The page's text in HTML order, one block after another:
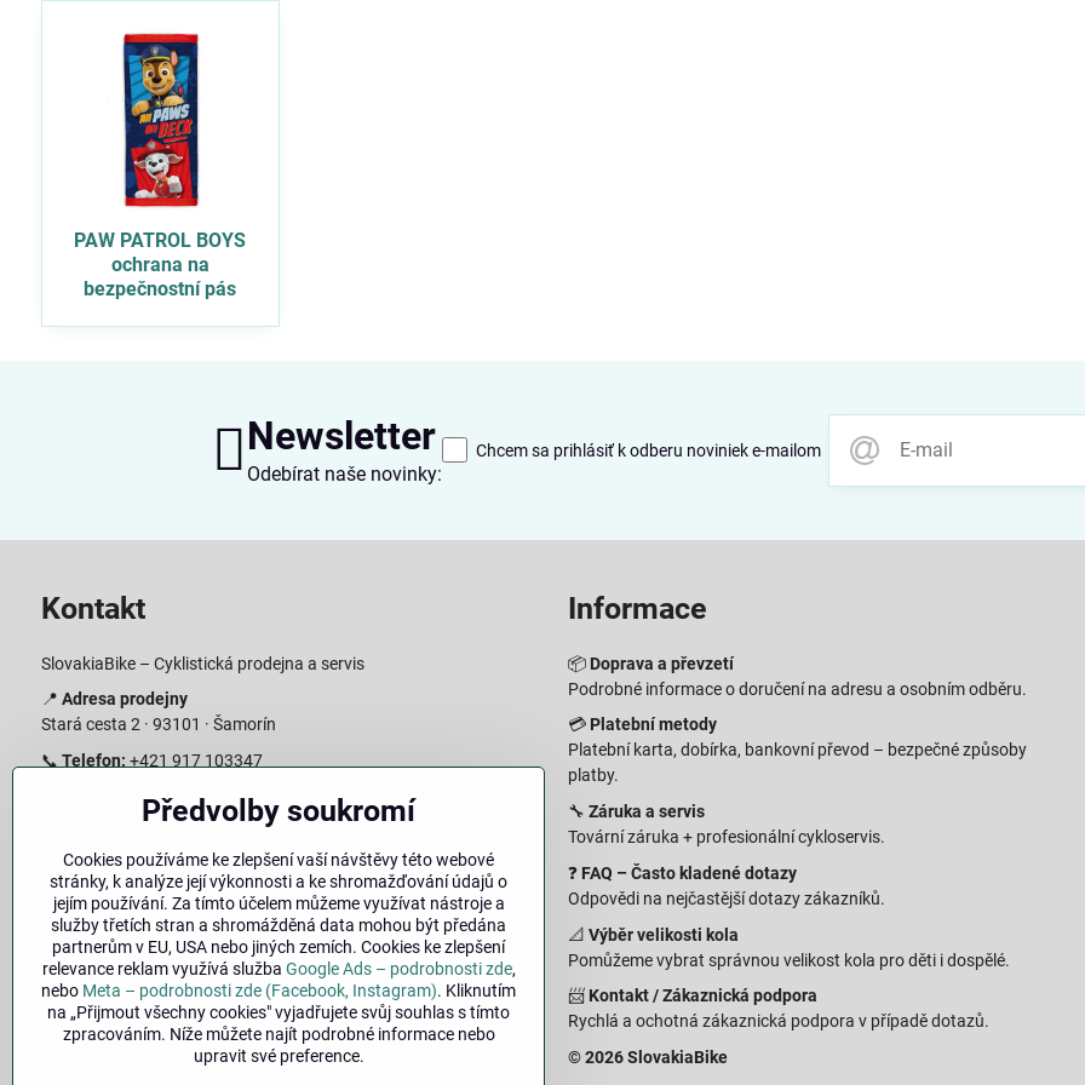
PAW PATROL BOYS
ochrana na
bezpečnostní pás
Newsletter
Odebírat naše novinky:
Chcem sa prihlásiť k odberu noviniek e-mailom
Kontakt
SlovakiaBike – Cyklistická prodejna a servis
📍 Adresa prodejny
Stará cesta 2 · 93101 · Šamorín
📞 Telefon: +421 917 103347
info@slovakiabike.sk
Pondělí–Pátek: 09:00–15:00
Sobota: 09:00–11:00
Neděle: Zavřeno
👉Zobrazit prodejnu na mapě(odkaz na Google Maps)
Informace
📦 Doprava a převzetí
Podrobné informace o doručení na adresu a osobním odběru.
💳 Platební metody
Platební karta, dobírka, bankovní převod – bezpečné způsoby
platby.
🔧 Záruka a servis
Tovární záruka + profesionální cykloservis.
❓ FAQ – Často kladené dotazy
Odpovědi na nejčastější dotazy zákazníků.
📐 Výběr velikosti kola
Pomůžeme vybrat správnou velikost kola pro děti i dospělé.
📨 Kontakt / Zákaznická podpora
Rychlá a ochotná zákaznická podpora v případě dotazů.
© 2026 SlovakiaBike
Předvolby soukromí
Cookies používáme ke zlepšení vaší návštěvy této webové
stránky, k analýze její výkonnosti a ke shromažďování údajů o
jejím používání. Za tímto účelem můžeme využívat nástroje a
služby třetích stran a shromážděná data mohou být předána
partnerům v EU, USA nebo jiných zemích. Cookies ke zlepšení
relevance reklam využívá služba Google Ads – podrobnosti zde,
nebo Meta – podrobnosti zde (Facebook, Instagram). Kliknutím
na „Přijmout všechny cookies" vyjadřujete svůj souhlas s tímto
zpracováním. Níže můžete najít podrobné informace nebo
upravit své preference.